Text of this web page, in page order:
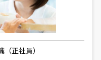
正社員）